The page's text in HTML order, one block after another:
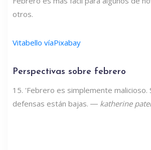
otros.
Vitabello víaPixabay
Perspectivas sobre febrero
15. 'Febrero es simplemente malicioso.
defensas están bajas. ― katherine